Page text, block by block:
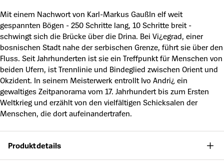
Mit einem Nachwort von Karl-Markus GaußIn elf weit
gespannten Bögen - 250 Schritte lang, 10 Schritte breit -
schwingt sich die Brücke über die Drina. Bei Vi¿egrad, einer
bosnischen Stadt nahe der serbischen Grenze, führt sie über den
Fluss. Seit Jahrhunderten ist sie ein Treffpunkt für Menschen von
beiden Ufern, ist Trennlinie und Bindeglied zwischen Orient und
Okzident. In seinem Meisterwerk entrollt Ivo Andri¿ ein
gewaltiges Zeitpanorama vom 17. Jahrhundert bis zum Ersten
Weltkrieg und erzählt von den vielfältigen Schicksalen der
Menschen, die dort aufeinandertrafen.
Produktdetails